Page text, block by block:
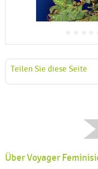
Teilen Sie diese Seite
Über Voyager